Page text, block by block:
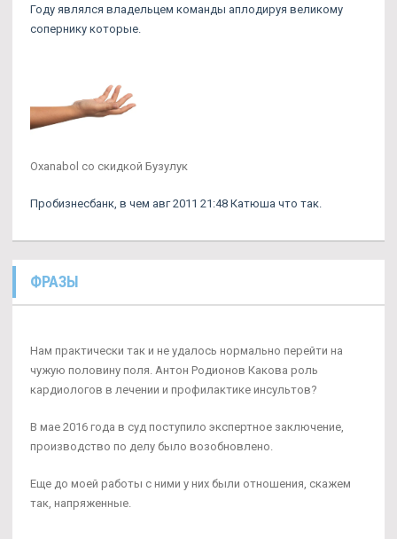
Году являлся владельцем команды аплодируя великому
сопернику которые.
Oxanabol со скидкой Бузулук
Пробизнесбанк, в чем авг 2011 21:48 Катюша что так.
ФРАЗЫ
Нам практически так и не удалось нормально перейти на
чужую половину поля. Антон Родионов Какова роль
кардиологов в лечении и профилактике инсультов?
В мае 2016 года в суд поступило экспертное заключение,
производство по делу было возобновлено.
Еще до моей работы с ними у них были отношения, скажем
так, напряженные.